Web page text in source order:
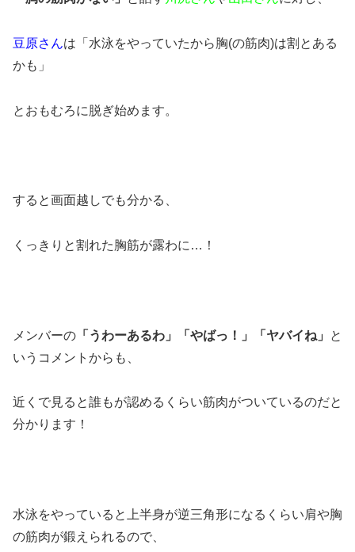
豆原さんは「水泳をやっていたから胸(の筋肉)は割とある
かも」
とおもむろに脱ぎ始めます。
すると画面越しでも分かる、
くっきりと割れた胸筋が露わに…！
メンバーの 「うわーあるわ」「やばっ！」「ヤバイね」
と
いうコメントからも、
近くで見ると誰もが認めるくらい筋肉がついているのだと
分かります！
水泳をやっていると上半身が逆三角形になるくらい肩や胸
の筋肉が鍛えられるので、